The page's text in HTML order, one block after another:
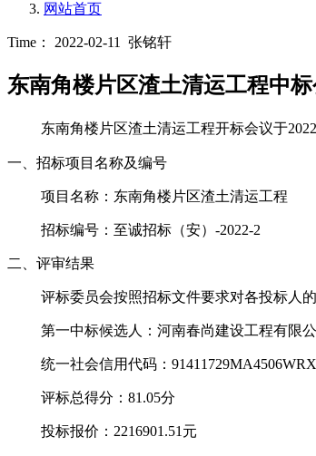
网站首页
Time： 2022-02-11 张铭轩
东南角楼片区渣土清运工程中
东南角楼片区渣土清运工程开标会议于
一、招标项目名称及编号
项目名称： 东南角楼片区渣土清运工程
招标编号：至诚招标（安） -2022-2
二、评审结果
评标委员会按照招标文件要求对各投标人
第一中标候选人：河南春尚建设工程有限公
统一社会信用代码：
评标总得分： 81.05分
投标报价： 2216901.51元